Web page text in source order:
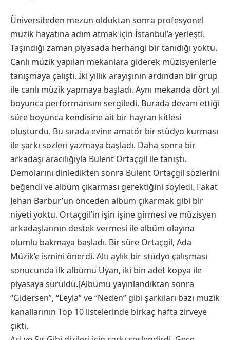
Üniversiteden mezun olduktan sonra profesyonel
müzik hayatına adım atmak için İstanbul’a yerleşti.
Taşındığı zaman piyasada herhangi bir tanıdığı yoktu.
Canlı müzik yapılan mekanlara giderek müzisyenlerle
tanışmaya çalıştı. İki yıllık arayışının ardından bir grup
ile canlı müzik yapmaya başladı. Aynı mekanda dört yıl
boyunca performansını sergiledi. Burada devam ettiği
süre boyunca kendisine ait bir hayran kitlesi
oluşturdu. Bu sırada evine amatör bir stüdyo kurması
ile şarkı sözleri yazmaya başladı. Daha sonra bir
arkadaşı aracılığıyla Bülent Ortaçgil ile tanıştı.
Demolarını dinledikten sonra Bülent Ortaçgil sözlerini
beğendi ve albüm çıkarması gerektiğini söyledi. Fakat
Jehan Barbur’un önceden albüm çıkarmak gibi bir
niyeti yoktu. Ortaçgil’in işin işine girmesi ve müzisyen
arkadaşlarının destek vermesi ile albüm olayına
olumlu bakmaya başladı. Bir süre Ortaçgil, Ada
Müzik’e ismini önerdi. Altı aylık bir stüdyo çalışması
sonucunda ilk albümü Uyan, iki bin adet kopya ile
piyasaya sürüldü.[Albümü yayınlandıktan sonra
“Gidersen”, “Leyla” ve “Neden” gibi şarkıları bazı müzik
kanallarının Top 10 listelerinde birkaç hafta zirveye
çıktı.